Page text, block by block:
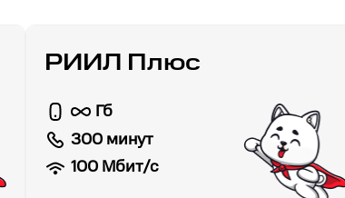
РИИЛ Плюс
Гб
300 минут
100Мбит/с